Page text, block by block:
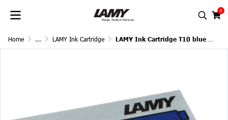
0
Home ... LAMY Ink Cartridge LAMY Ink Cartridge T10 blue black